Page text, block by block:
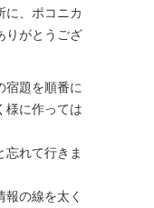
に、ポコニカ
りがとうござ
宿題を順番に
様に作っては
忘れて行きま
の線を太く